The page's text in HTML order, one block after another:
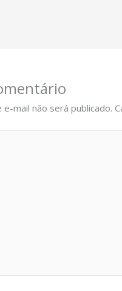
mail não será publicado.